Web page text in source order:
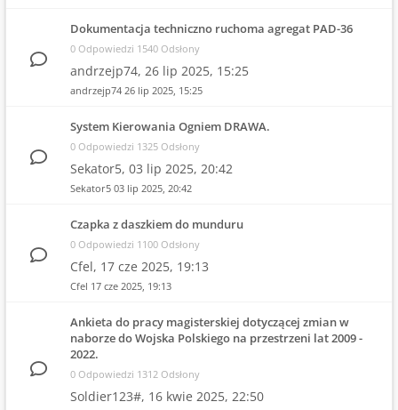
Dokumentacja techniczno ruchoma agregat PAD-36
0 Odpowiedzi 1540 Odsłony
andrzejp74, 26 lip 2025, 15:25
andrzejp74 26 lip 2025, 15:25
System Kierowania Ogniem DRAWA.
0 Odpowiedzi 1325 Odsłony
Sekator5, 03 lip 2025, 20:42
Sekator5 03 lip 2025, 20:42
Czapka z daszkiem do munduru
0 Odpowiedzi 1100 Odsłony
Cfel, 17 cze 2025, 19:13
Cfel 17 cze 2025, 19:13
Ankieta do pracy magisterskiej dotyczącej zmian w
naborze do Wojska Polskiego na przestrzeni lat 2009 -
2022.
0 Odpowiedzi 1312 Odsłony
Soldier123#, 16 kwie 2025, 22:50